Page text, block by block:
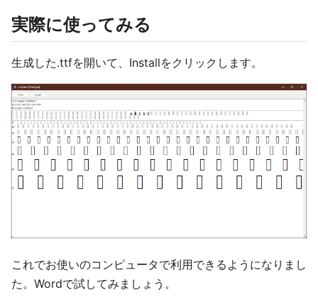
実際に使ってみる
生成した.ttfを開いて、Installをクリックします。
これでお使いのコンピュータで利用できるようになりまし
た。Wordで試してみましょう。